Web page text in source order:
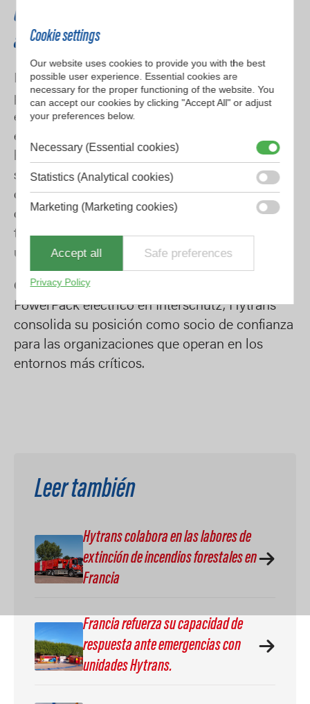
Un socio en todas las fases de la respuesta
ante catástrofes
Hytrans es mucho más que un simple
proveedor de tecnología. La empresa ofrece un
enfoque integral y completo, que abarca desde
el asesoramiento inicial y el diseño de sistemas
hasta la formación, el mantenimiento y el
soporte durante todo el ciclo de vida, con el fin
de garantizar que los clientes no solo
dispongan de sistemas avanzados, sino que
también estén plenamente preparados para
utilizarlos de forma eficaz en situaciones reales.
Con el lanzamiento del SuperFlood 550 y el
PowerPack eléctrico en Interschutz, Hytrans
consolida su posición como socio de confianza
para las organizaciones que operan en los
entornos más críticos.
Leer también
Hytrans colabora en las labores de
extinción de incendios forestales en
Francia
Francia refuerza su capacidad de
respuesta ante emergencias con
unidades Hytrans.
Cookie settings
Our website uses cookies to provide you with the best
possible user experience. Essential cookies are
necessary for the proper functioning of the website. You
can accept our cookies by clicking "Accept All" or adjust
your preferences below.
Necessary (Essential cookies)
Statistics (Analytical cookies)
Marketing (Marketing cookies)
Accept all Safe preferences
Privacy Policy